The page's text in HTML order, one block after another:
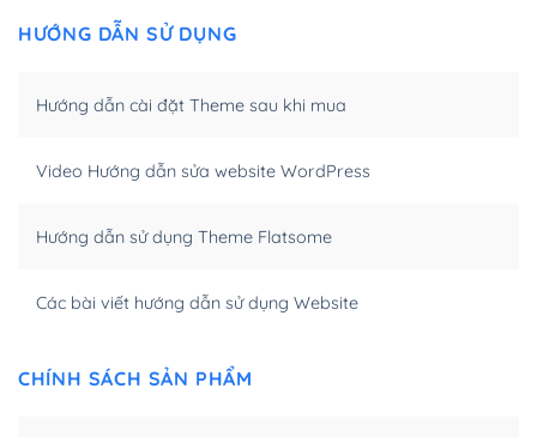
hóa nội dung cho SEO.
Khi bạn dùng WordPress để thiết kế web thì trang web
– Dễ dàng tùy chỉnh, sửa chữa
Khi bạn sử dụng WordPress, thì vấn đề giao diện của
HƯỚNG DẪN SỬ DỤNG
Hướng dẫn cài đặt Theme sau khi mua
Video Hướng dẫn sửa website WordPress
Hướng dẫn sử dụng Theme Flatsome
Các bài viết hướng dẫn sử dụng Website
CHÍNH SÁCH SẢN PHẨM